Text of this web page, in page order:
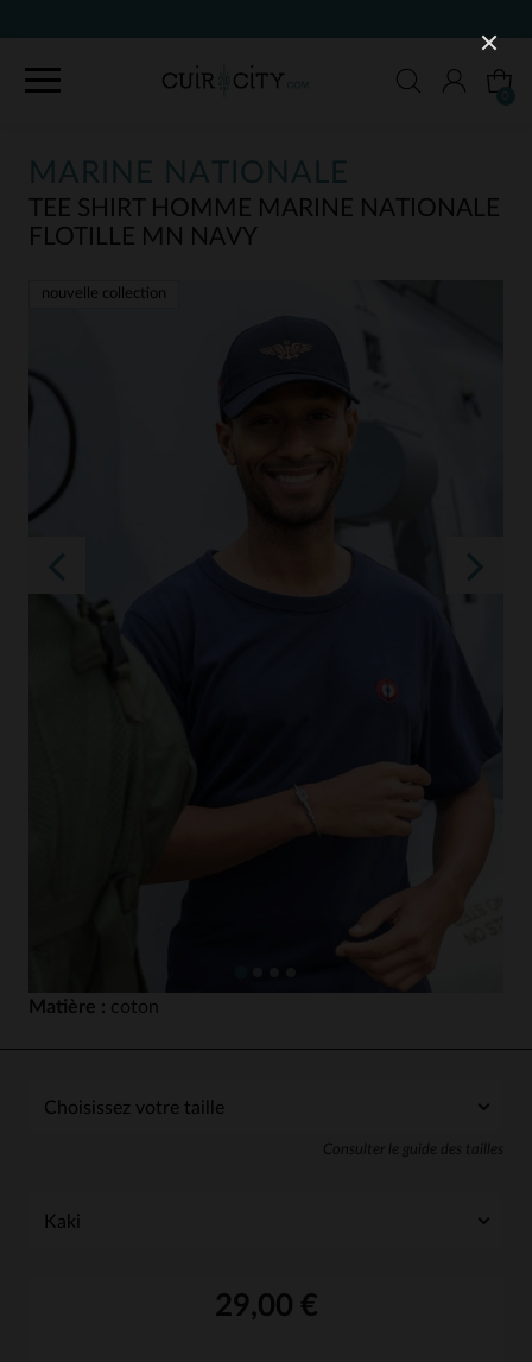
MARINE NATIONALE
TEE SHIRT HOMME MARINE NATIONALE
FLOTILLE MN NAVY
nouvelle collection
Matière : coton
Consulter le guide des tailles
29,00 €